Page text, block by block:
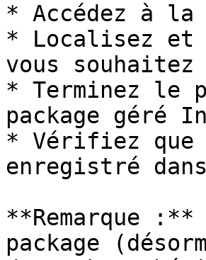
* Accédez à la
* Localisez et
vous souhaitez
* Terminez le
package géré
* Vérifiez que
enregistré
**Remarque
package